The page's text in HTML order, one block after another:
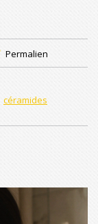
Permalien
céramides